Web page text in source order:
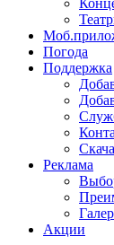
Погода
Поддержка
Реклама
Акции